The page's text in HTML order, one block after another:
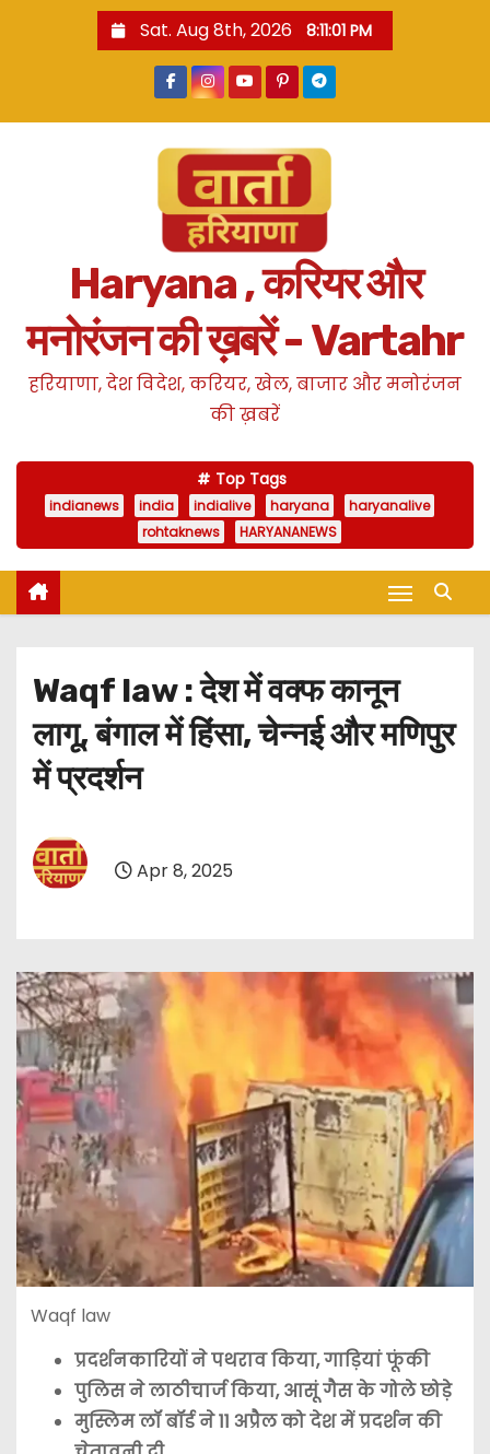
Sat. Aug 8th, 2026 8:11:02 PM
Haryana , करियर और
मनोरंजन की ख़बरें - Vartahr
हरियाणा, देश विदेश, करियर, खेल, बाजार और मनोरंजन
की ख़बरें
Top Tags
indianews india indialive haryana
haryanalive
rohtaknews
HARYANANEWS
Waqf law : देश में वक्फ कानून
लागू, बंगाल में हिंसा, चेन्नई और मणिपुर
में प्रदर्शन
Apr 8, 2025
Waqf law
प्रदर्शनकारियों ने पथराव किया, गाड़ियां फूंकी
पुलिस ने लाठीचार्ज किया, आसूं गैस के गोले छोड़े
मुस्लिम लॉ बॉर्ड ने 11 अप्रैल को देश में प्रदर्शन की